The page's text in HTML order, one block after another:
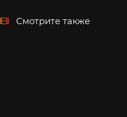
Смотрите также